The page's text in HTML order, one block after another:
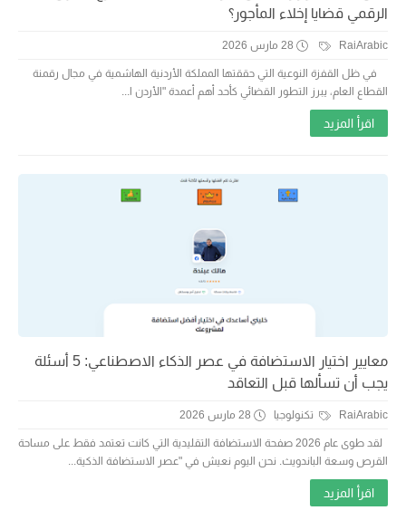
الرقمي قضايا إخلاء المأجور؟
RaiArabic 28 مارس 2026
في ظل القفزة النوعية التي حققتها المملكة الأردنية الهاشمية في مجال رقمنة
القطاع العام، يبرز التطور القضائي كأحد أهم أعمدة "الأردن ا...
اقرأ المزيد
معايير اختيار الاستضافة في عصر الذكاء الاصطناعي: 5 أسئلة
يجب أن تسألها قبل التعاقد
RaiArabic تكنولوجيا 28 مارس 2026
لقد طوى عام 2026 صفحة الاستضافة التقليدية التي كانت تعتمد فقط على مساحة
القرص وسعة الباندويث. نحن اليوم نعيش في "عصر الاستضافة الذكية...
اقرأ المزيد